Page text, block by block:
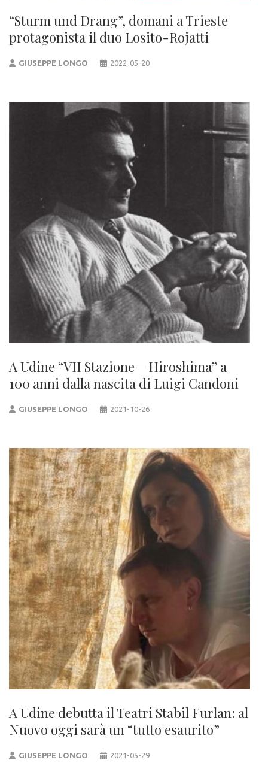
“Sturm und Drang”, domani a Trieste
protagonista il duo Losito-Rojatti
GIUSEPPE LONGO 2022-05-20
A Udine “VII Stazione – Hiroshima” a
100 anni dalla nascita di Luigi Candoni
GIUSEPPE LONGO 2021-10-26
A Udine debutta il Teatri Stabil Furlan: al
Nuovo oggi sarà un “tutto esaurito”
GIUSEPPE LONGO 2021-05-29